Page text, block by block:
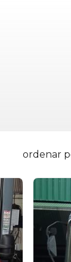
ordenar